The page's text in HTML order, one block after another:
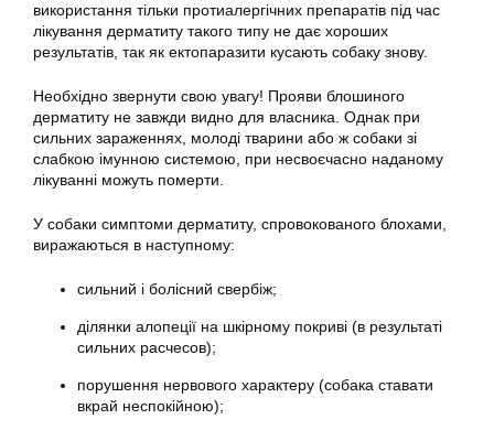
використання тільки протиалергічних препаратів під час
лікування дерматиту такого типу не дає хороших
результатів, так як ектопаразити кусають собаку знову.
Необхідно звернути свою увагу! Прояви блошиного
дерматиту не завжди видно для власника. Однак при
сильних зараженнях, молоді тварини або ж собаки зі
слабкою імунною системою, при несвоєчасно наданому
лікуванні можуть померти.
У собаки симптоми дерматиту, спровокованого блохами,
виражаються в наступному:
сильний і болісний свербіж;
ділянки алопеції на шкірному покриві (в результаті
сильних расчесов);
порушення нервового характеру (собака ставати
вкрай неспокійною);